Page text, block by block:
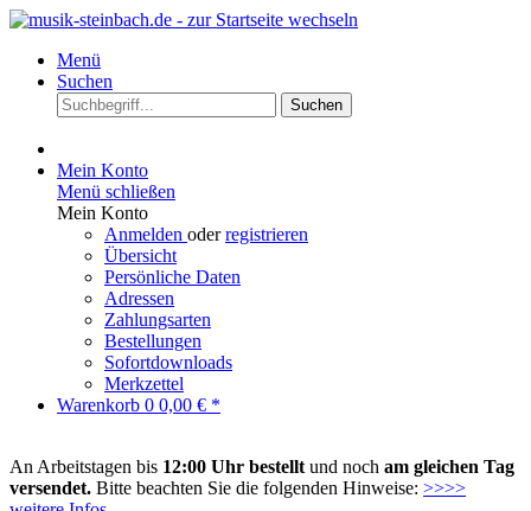
Menü
Suchen
Suchen
Mein Konto
Menü schließen
Mein Konto
Anmelden oderregistrieren
Übersicht
Persönliche Daten
Adressen
Zahlungsarten
Bestellungen
Sofortdownloads
Merkzettel
Warenkorb 0 0,00 € *
An Arbeitstagen bis 12:00 Uhr bestellt und noch am gleichen Tag
versendet. Bitte beachten Sie die folgenden Hinweise: >>>>